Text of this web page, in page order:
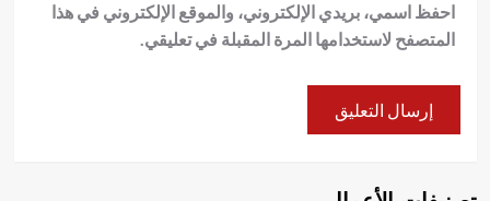
احفظ اسمي، بريدي الإلكتروني، والموقع الإلكتروني في هذا
المتصفح لاستخدامها المرة المقبلة في تعليقي.